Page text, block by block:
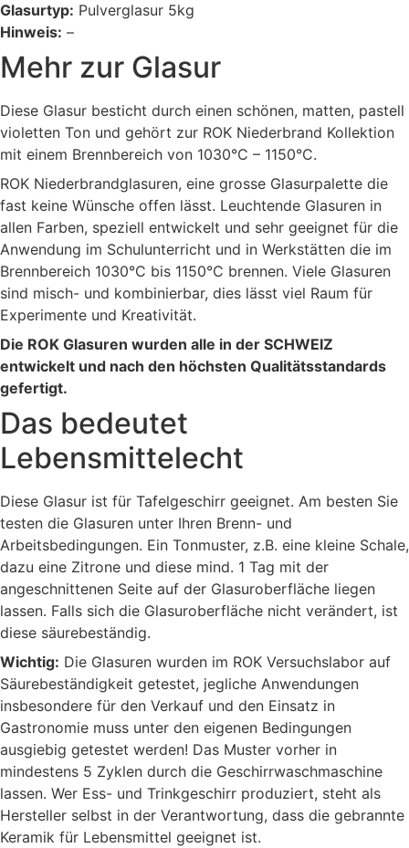
Glasurtyp: Pulverglasur 5kg
Hinweis: –
Mehr zur Glasur
Diese Glasur besticht durch einen schönen, matten, pastell
violetten Ton und gehört zur ROK Niederbrand Kollektion
mit einem Brennbereich von 1030°C – 1150°C.
ROK Niederbrandglasuren, eine grosse Glasurpalette die
fast keine Wünsche offen lässt. Leuchtende Glasuren in
allen Farben, speziell entwickelt und sehr geeignet für die
Anwendung im Schulunterricht und in Werkstätten die im
Brennbereich 1030°C bis 1150°C brennen. Viele Glasuren
sind misch- und kombinierbar, dies lässt viel Raum für
Experimente und Kreativität.
Die ROK Glasuren wurden alle in der SCHWEIZ
entwickelt und nach den höchsten Qualitätsstandards
gefertigt.
Das bedeutet
Lebensmittelecht
Diese Glasur ist für Tafelgeschirr geeignet. Am besten Sie
testen die Glasuren unter Ihren Brenn- und
Arbeitsbedingungen. Ein Tonmuster, z.B. eine kleine Schale,
dazu eine Zitrone und diese mind. 1 Tag mit der
angeschnittenen Seite auf der Glasuroberfläche liegen
lassen. Falls sich die Glasuroberfläche nicht verändert, ist
diese säurebeständig.
Wichtig: Die Glasuren wurden im ROK Versuchslabor auf
Säurebeständigkeit getestet, jegliche Anwendungen
insbesondere für den Verkauf und den Einsatz in
Gastronomie muss unter den eigenen Bedingungen
ausgiebig getestet werden! Das Muster vorher in
mindestens 5 Zyklen durch die Geschirrwaschmaschine
lassen. Wer Ess- und Trinkgeschirr produziert, steht als
Hersteller selbst in der Verantwortung, dass die gebrannte
Keramik für Lebensmittel geeignet ist.